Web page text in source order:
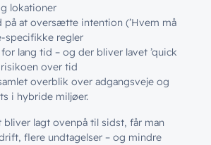
lokationer
på at oversætte intention (’Hvem må
specifikke regler
lang tid – og der bliver lavet ’quick
over tid
overblik over adgangsveje og
i hybride miljøer.
lagt ovenpå til sidst, får man
flere undtagelser – og mindre